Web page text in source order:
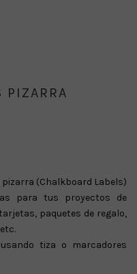
PIZARRA
pizarra (Chalkboard Labels)
para tus proyectos de
paquetes de regalo,
tiza o marcadores